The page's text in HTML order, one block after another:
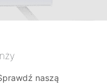
naszą